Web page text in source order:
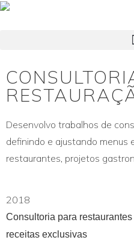
Desenvolvo trabalhos de
definindo e ajustando menus
restaurantes, projetos
2018
Consultoria para
receitas exclusivas